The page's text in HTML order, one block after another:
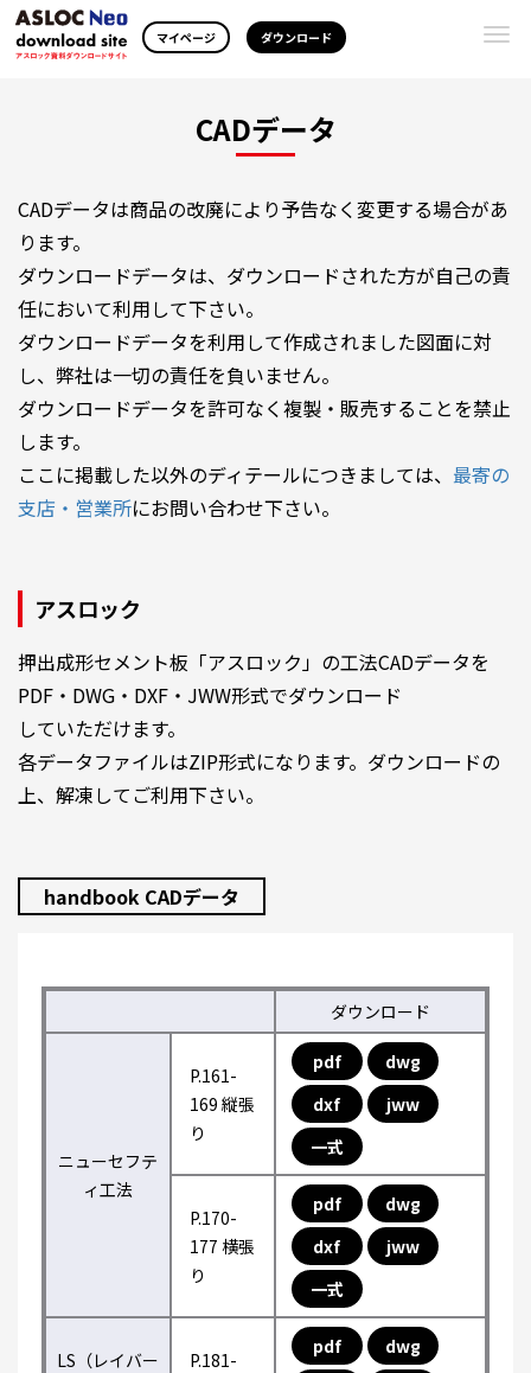
マイページ ダウンロード
CADデータ
CADデータは商品の改廃により予告なく変更する場合があ
ります。
ダウンロードデータは、ダウンロードされた方が自己の責
任において利用して下さい。
ダウンロードデータを利用して作成されました図面に対
し、弊社は一切の責任を負いません。
ダウンロードデータを許可なく複製・販売することを禁止
します。
ここに掲載した以外のディテールにつきましては、 最寄の
支店・営業所にお問い合わせ下さい。
アスロック
押出成形セメント板「アスロック」の工法CADデータを
PDF・DWG・DXF・JWW形式でダウンロード
していただけます。
各データファイルはZIP形式になります。ダウンロードの
上、解凍してご利用下さい。
handbook CADデータ
ダウンロード
ニューセフテ
ィ工法
P.161-
169 縦張
り
pdf
dwg
dxf
jww
一式
P.170-
177 横張
り
pdf
dwg
dxf
jww
一式
LS（レイバー
P.181-
pdf
dwg